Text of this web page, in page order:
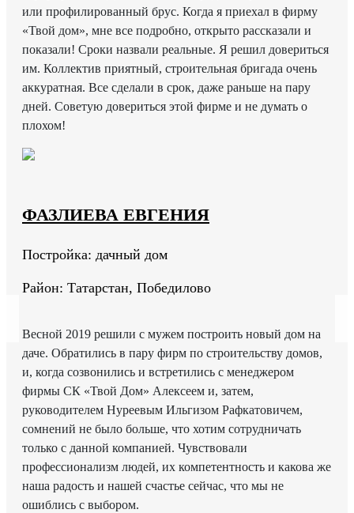
или профилированный брус. Когда я приехал в фирму
«Твой дом», мне все подробно, открыто рассказали и
показали! Сроки назвали реальные. Я решил довериться
им. Коллектив приятный, строительная бригада очень
аккуратная. Все сделали в срок, даже раньше на пару
дней. Советую довериться этой фирме и не думать о
плохом!
ФАЗЛИЕВА ЕВГЕНИЯ
Постройка: дачный дом
Район: Татарстан, Победилово
Весной 2019 решили с мужем построить новый дом на
даче. Обратились в пару фирм по строительству домов,
и, когда созвонились и встретились с менеджером
фирмы СК «Твой Дом» Алексеем и, затем,
руководителем Нуреевым Ильгизом Рафкатовичем,
сомнений не было больше, что хотим сотрудничать
только с данной компанией. Чувствовали
профессионализм людей, их компетентность и какова же
наша радость и нашей счастье сейчас, что мы не
ошиблись с выбором.